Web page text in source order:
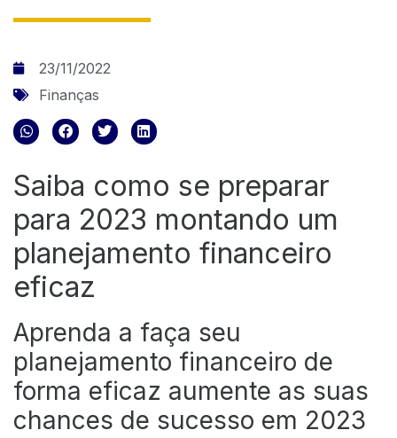
23/11/2022
Finanças
Saiba como se preparar
para 2023 montando um
planejamento financeiro
eficaz
Aprenda a faça seu
planejamento financeiro de
forma eficaz aumente as suas
chances de sucesso em 2023